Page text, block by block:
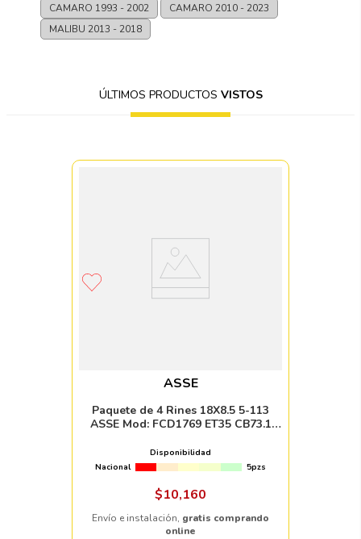
CAMARO 1993 - 2002 CAMARO 2010 - 2023
MALIBU 2013 - 2018
ÚLTIMOS PRODUCTOS VISTOS
ASSE
Paquete de 4 Rines 18X8.5 5-113
ASSE Mod: FCD1769 ET35 CB73.1
Disponibilidad
Nacional
5pzs
$10,160
Envío e instalación, gratis comprando
online